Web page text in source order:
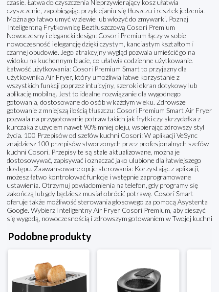
czasie. Łatwa do czyszczenia Nieprzywierający kosz ułatwia
czyszczenie, zapobiegając przyklejaniu się tłuszczu i resztek jedzenia.
Można go łatwo umyć w zlewie lub włożyć do zmywarki. Poznaj
Inteligentną Frytkownicę Beztłuszczową Cosori Premium
Nowoczesny i elegancki design: Cosori Premium łączy w sobie
nowoczesność i elegancję dzięki czystym, kanciastym kształtom i
czarnej obudowie. Jego atrakcyjny wygląd pozwala umieścić go na
widoku na kuchennym blacie, co ułatwia codzienne użytkowanie.
Łatwość użytkowania: Cosori Premium Smart to przyjazny dla
użytkownika Air Fryer, który umożliwia łatwe korzystanie z
wszystkich funkcji poprzez intuicyjny, szeroki ekran dotykowy lub
aplikację mobilną. Jest to idealne rozwiązanie dla wygodnego
gotowania, dostosowane do osób w każdym wieku. Zdrowsze
gotowanie z mniejszą ilością tłuszczu: Cosori Premium Smart Air Fryer
pozwala na przygotowanie potraw takich jak frytki czy skrzydełka z
kurczaka z użyciem nawet 90% mniej oleju, wspierając zdrowszy styl
życia. 100 Przepisów od szefów kuchni Cosori: W aplikacji VeSync
znajdziesz 100 przepisów stworzonych przez profesjonalnych szefów
kuchni Cosori. Przepisy te są stale aktualizowane, można je
dostosowywać, zapisywać i oznaczać jako ulubione dla łatwiejszego
dostępu. Zaawansowane opcje sterowania: Korzystając z aplikacji,
możesz łatwo kontrolować funkcje i wstępnie zaprogramowane
ustawienia. Otrzymuj powiadomienia na telefon, gdy programy się
zakończą lub gdy będziesz musiał obrócić potrawę. Cosori Smart
oferuje także możliwość sterowania głosowego za pomocą Asystenta
Google. Wybierz Inteligentny Air Fryer Cosori Premium, aby cieszyć
się wygodą, nowoczesnością i zdrowszym gotowaniem w Twojej kuchni
Podobne produkty